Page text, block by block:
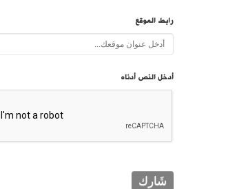
رابط الموقع
أدخل النص أدناه